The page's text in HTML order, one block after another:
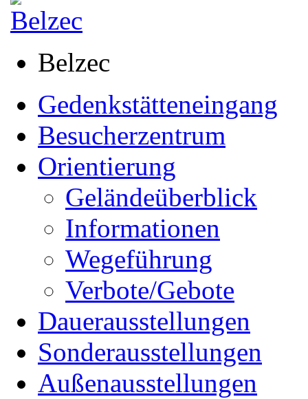
Belzec
Gedenkstätteneingang
Besucherzentrum
Orientierung
Geländeüberblick
Informationen
Wegeführung
Verbote/Gebote
Dauerausstellungen
Sonderausstellungen
Außenausstellungen